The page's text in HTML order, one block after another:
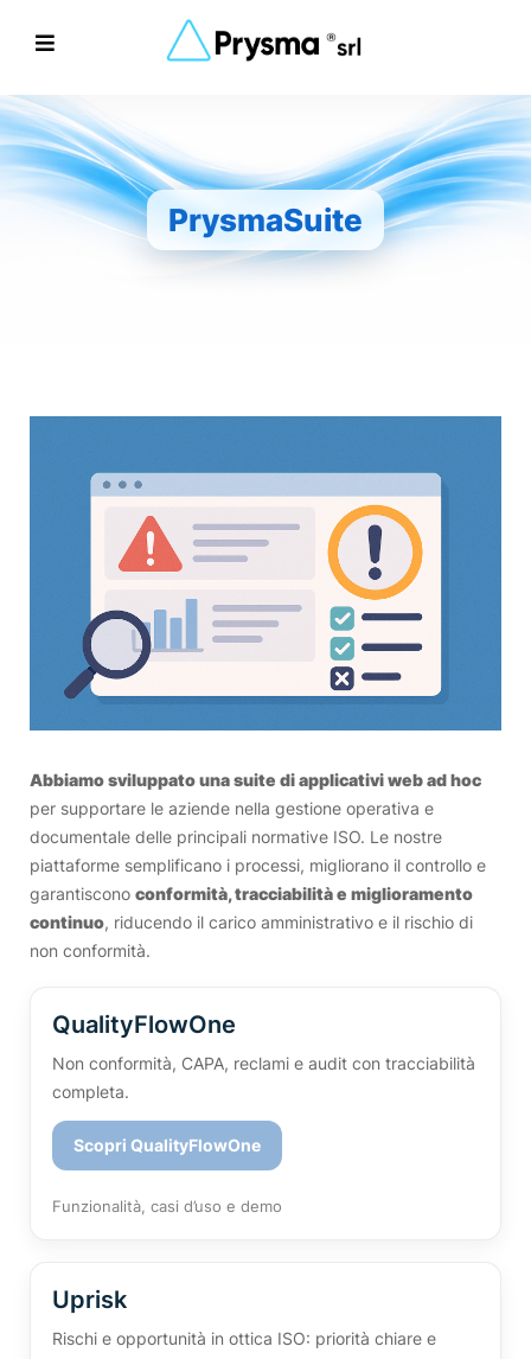
PrysmaSuite
Abbiamo sviluppato una suite di applicativi web ad hoc
per supportare le aziende nella gestione operativa e
documentale delle principali normative ISO. Le nostre
piattaforme semplificano i processi, migliorano il controllo e
garantiscono conformità, tracciabilità e miglioramento
continuo, riducendo il carico amministrativo e il rischio di
non conformità.
QualityFlowOne
Non conformità, CAPA, reclami e audit con tracciabilità
completa.
Scopri QualityFlowOne
Funzionalità, casi d’uso e demo
Uprisk
Rischi e opportunità in ottica ISO: priorità chiare e